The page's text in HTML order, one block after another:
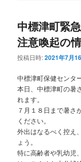
中標津町緊
注意喚起の
投稿日時:2021年7月
中標津町保健センタ
本日、中標津町の暑
れます。
７月１８日まで暑さ
ください。
外出はなるべく控え
ょう。
特に高齢者や乳幼児